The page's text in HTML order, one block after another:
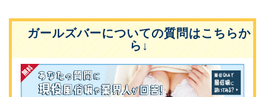
ガールズバーについての質問はこちらか
ら↓